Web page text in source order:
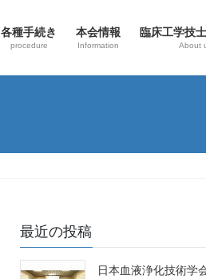
各種手続き
procedure
本会情報
Information
臨床工学技
About
最近の投稿
日本血液浄化技術学